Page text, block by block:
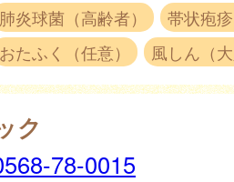
肺炎球菌（高齢者）
帯状疱
おたふく（任意）
風しん（
ク
78-0015